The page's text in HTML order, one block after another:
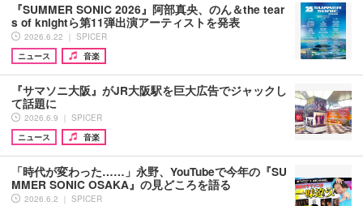
『SUMMER SONIC 2026』阿部真央、のん＆the tear
s of knightら第11弾出演アーティストを発表
2026.6.22 ｜ SPICER
ニュース
音楽
『サマソニ大阪』がJR大阪駅を巨大広告でジャックし
て話題に
2026.6.9 ｜ SPICER
ニュース
音楽
「時代が変わった……」永野、YouTubeで今年の『SU
MMER SONIC OSAKA』の見どころを語る
2026.6.2 ｜ SPICER